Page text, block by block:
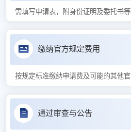
需填写申请表，附身份证明及委托书等
缴纳官方规定费用
按规定标准缴纳申请费及可能的其他官
通过审查与公告